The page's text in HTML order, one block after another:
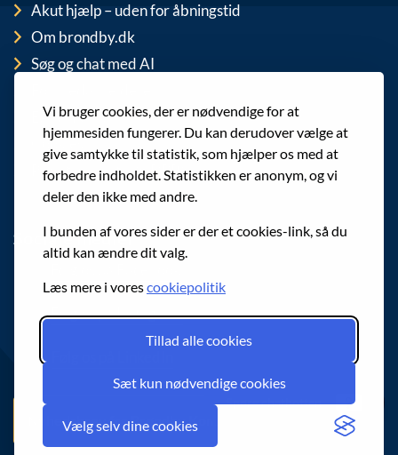
Vi bruger cookies, der er nødvendige for at
hjemmesiden fungerer. Du kan derudover vælge at
give samtykke til statistik, som hjælper os med at
forbedre indholdet. Statistikken er anonym, og vi
deler den ikke med andre.
I bunden af vores sider er der et cookies-link, så du
altid kan ændre dit valg.
Læs mere i vorescookiepolitik
Tillad alle cookies
Sæt kun nødvendige cookies
Vælg selv dine cookies
Akut hjælp – uden for åbningstid
Om brondby.dk
Søg og chat med AI
EAN-numre
Cookies
Privatlivspolitik (GDPR)
Sociale medier
Følg os på Instagram
Nyhedsbrev fra Brøndby Kommune
Spørg chatbotten